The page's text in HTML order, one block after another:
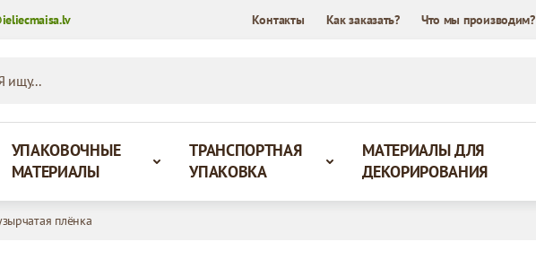
Контакты Как заказать? Что мы производим?
УПАКОВОЧНЫЕ
МАТЕРИАЛЫ
ТРАНСПОРТНАЯ
УПАКОВКА
МАТЕРИАЛЫ ДЛЯ
ДЕКОРИРОВАНИЯ
плёнка